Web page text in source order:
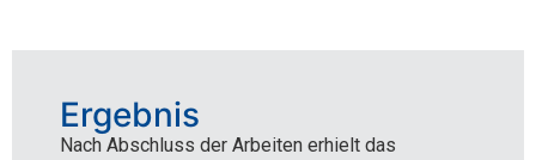
Ergebnis
Nach Abschluss der Arbeiten erhielt das